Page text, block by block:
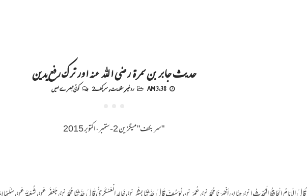
حدیث جابر بن سمرۃ رضی اللہ عنہ اور ترک رفع یدین
3:38 AM رد غیر مقلدیت,سربکف2 کوئی تبصرے نہیں
"سربکف" میگزین 2-ستمبر، اکتوبر 2015